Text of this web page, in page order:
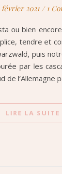
février 2021/ 1
ou bien
tendre et
puis
par les
LIRE LA